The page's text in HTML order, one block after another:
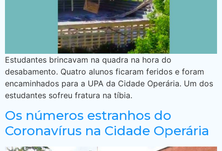
Estudantes brincavam na quadra na hora do
desabamento. Quatro alunos ficaram feridos e foram
encaminhados para a UPA da Cidade Operária. Um dos
estudantes sofreu fratura na tíbia.
Os números estranhos do
Coronavírus na Cidade Operária